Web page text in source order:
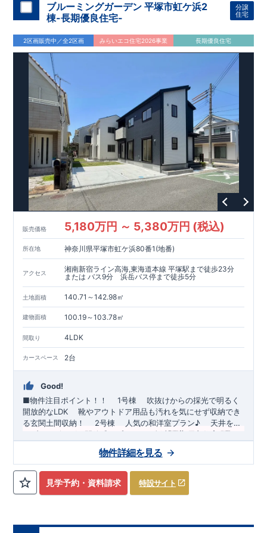
ブルーミングガーデン 平塚市虹ケ浜2
棟-長期優良住宅-
分譲
住宅
2区画販売中／全2区画 みらいエコ住宅2026事業 長期優良住宅
販売価格 5,180万円 ～ 5,380万円 (税込)
所在地 神奈川県平塚市虹ケ浜80番1(地番)
アクセス
湘南新宿ライン高海,東海道本線 平塚駅まで徒歩23分
または バス9分 浜岳バス停まで徒歩5分
土地面積 140.71～142.98㎡
建物面積 100.19～103.78㎡
間取り 4LDK
カースペース 2台
Good!
■物件注目ポイント！！
​1号棟
吹抜けからの採光で明るく
開放的なLDK
靴やアウトドア用品も汚れを気にせず収納でき
る玄関土間収納！
2号棟 人気の和洋室プラン♪
天井を高
くしてリビングに開放感をプラスした折上天井
■平塚 駅
（JR東海道線）徒歩23分 バス9分​ ​
小学校：平塚市立なでしこ小学校（徒歩1
分）
花水さくら保育園（徒歩9分）
幼稚園：黒部丘幼稚園（徒歩
13分）
～ブルーミングガーデンのこだわり～
■「長期優良住宅」取
住宅ローン減税・固定資産税などの税制優遇を受けられ
■「住宅性能評価」ダブル取得！ ​
建物設計段階で国が認めた第三機関評価
価：計４回の厳しい現場チェックを実施 ※図面上の書類だけ
ではなく、「現場の施工状況」を検査した上で、
お気軽にお問い合わせ下さい！ 東栄住宅 茅ヶ崎営業所 Tell :
0120-67-1081
見学予約・資料請求 特設サイト
物件詳細を見る